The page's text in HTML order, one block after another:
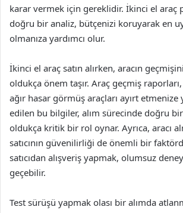
karar vermek için gereklidir. İkinci el araç
doğru bir analiz, bütçenizi koruyarak en
olmanıza yardımcı olur.
İkinci el araç satın alırken, aracın
oldukça önem taşır. Araç geçmiş
ağır hasar görmüş araçları ayırt etmenize
edilen bu bilgiler, alım sürecinde doğru
oldukça kritik bir rol oynar. Ayrıca, aracı
satıcının güvenilirliği de önemli bir
satıcıdan alışveriş yapmak, olumsuz
geçebilir.
Test sürüşü yapmak olası bir alımda